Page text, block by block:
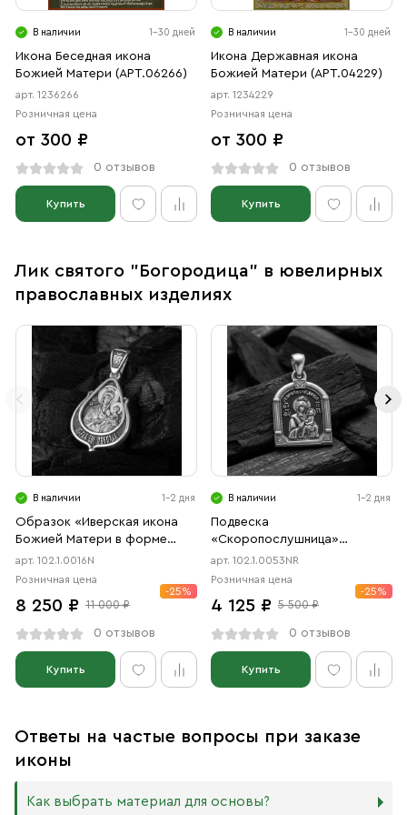
В наличии 1-30 дней
Икона Беседная икона
Божией Матери (АРТ.06266)
арт. 1236266
Розничная цена
от 300 ₽
0 отзывов
Купить
В наличии 1-30 дней
Икона Державная икона
Божией Матери (АРТ.04229)
арт. 1234229
Розничная цена
от 300 ₽
0 отзывов
Купить
Лик святого "Богородица" в ювелирных
православных изделиях
В наличии 1-2 дня
Образок «Иверская икона
Божией Матери в форме
цаты» чернение
арт. 102.1.0016N
Розничная цена
8 250 ₽ 11 000 ₽
-25%
0 отзывов
Купить
В наличии 1-2 дня
Подвеска
«Скоропослушница»
чернение, родий
арт. 102.1.0053NR
Розничная цена
4 125 ₽ 5 500 ₽
-25%
0 отзывов
Купить
Ответы на частые вопросы при заказе
иконы
Как выбрать материал для основы?